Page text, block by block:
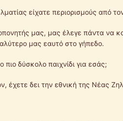
είχατε περιορισμούς από
μας, μας έλεγε πάντα να
μας εαυτό στο γήπεδο.
πιο δύσκολο παιχνίδι για εσάς;
έχετε δει την εθνική της Νέας